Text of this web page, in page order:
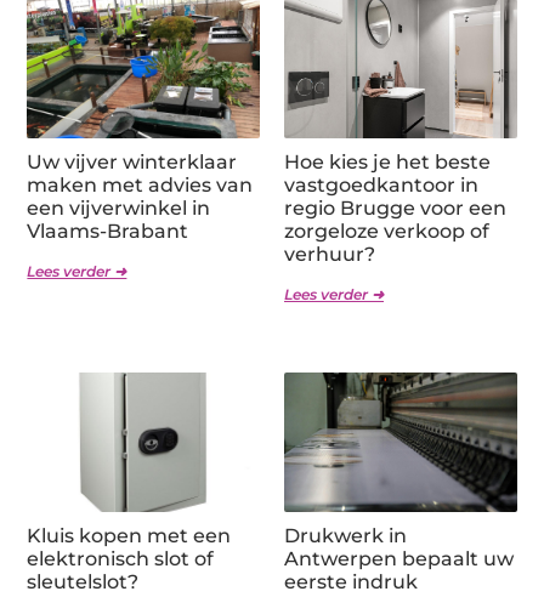
Uw vijver winterklaar
maken met advies van
een vijverwinkel in
Vlaams-Brabant
Lees verder ➜
Hoe kies je het beste
vastgoedkantoor in
regio Brugge voor een
zorgeloze verkoop of
verhuur?
Lees verder ➜
Kluis kopen met een
elektronisch slot of
sleutelslot?
Drukwerk in
Antwerpen bepaalt uw
eerste indruk